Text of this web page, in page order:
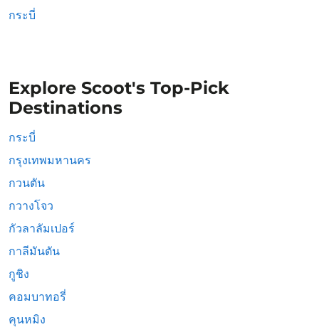
กระบี่
Explore Scoot's Top-Pick
Destinations
กระบี่
กรุงเทพมหานคร
กวนตัน
กวางโจว
กัวลาลัมเปอร์
กาลีมันตัน
กูชิง
คอมบาทอรี่
คุนหมิง